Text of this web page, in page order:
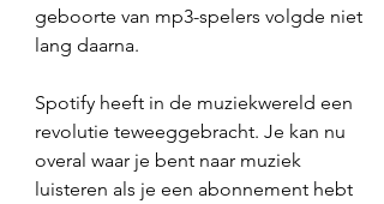
geboorte van mp3-spelers volgde niet
lang daarna.
Spotify heeft in de muziekwereld een
revolutie teweeggebracht. Je kan nu
overal waar je bent naar muziek
luisteren als je een abonnement hebt